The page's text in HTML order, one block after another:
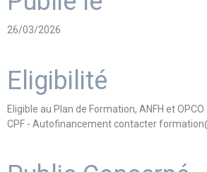
26/03/2026
Eligibilité
Eligible au Plan de Formation, ANFH et
CPF - Autofinancement contacter